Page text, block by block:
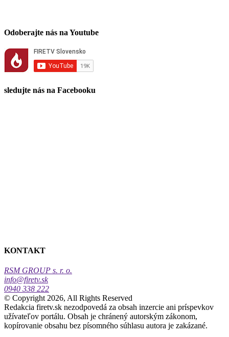
Odoberajte nás na Youtube
sledujte nás na Facebooku
KONTAKT
RSM GROUP s. r. o.
info@firetv.sk
0940 338 222
© Copyright 2026, All Rights Reserved
Redakcia firetv.sk nezodpovedá za obsah inzercie ani príspevkov
užívateľov portálu. Obsah je chránený autorským zákonom,
kopírovanie obsahu bez písomného súhlasu autora je zakázané.